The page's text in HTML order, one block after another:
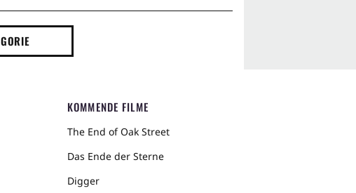
KOMMENDE FILME
The End of Oak Street
Das Ende der Sterne
Digger